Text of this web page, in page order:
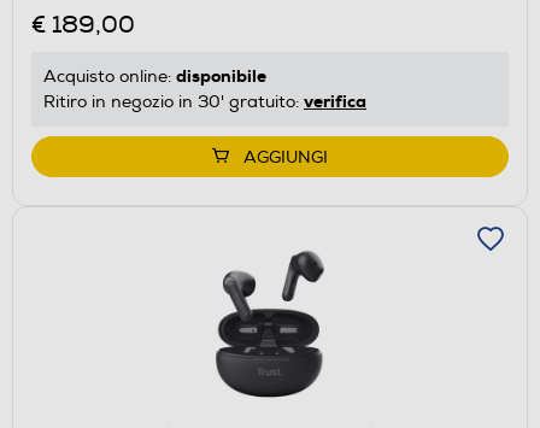
€ 189,00
Acquisto online: disponibile
Ritiro in negozio in 30' gratuito: verifica
AGGIUNGI